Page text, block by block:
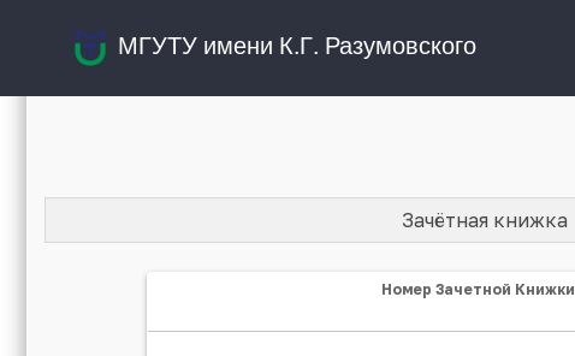
МГУТУ имени К.Г. Разумовского
Зачётная книжка
Номер Зачетной Книжки